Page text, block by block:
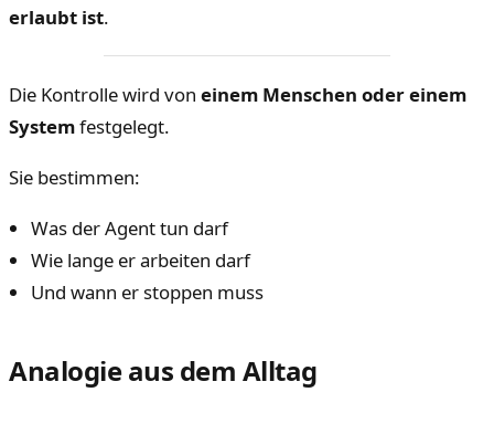
erlaubt ist.
Die Kontrolle wird von einem Menschen oder einem
Systemfestgelegt.
Sie bestimmen:
Was der Agent tun darf
Wie lange er arbeiten darf
Und wann er stoppen muss
Analogie aus dem Alltag